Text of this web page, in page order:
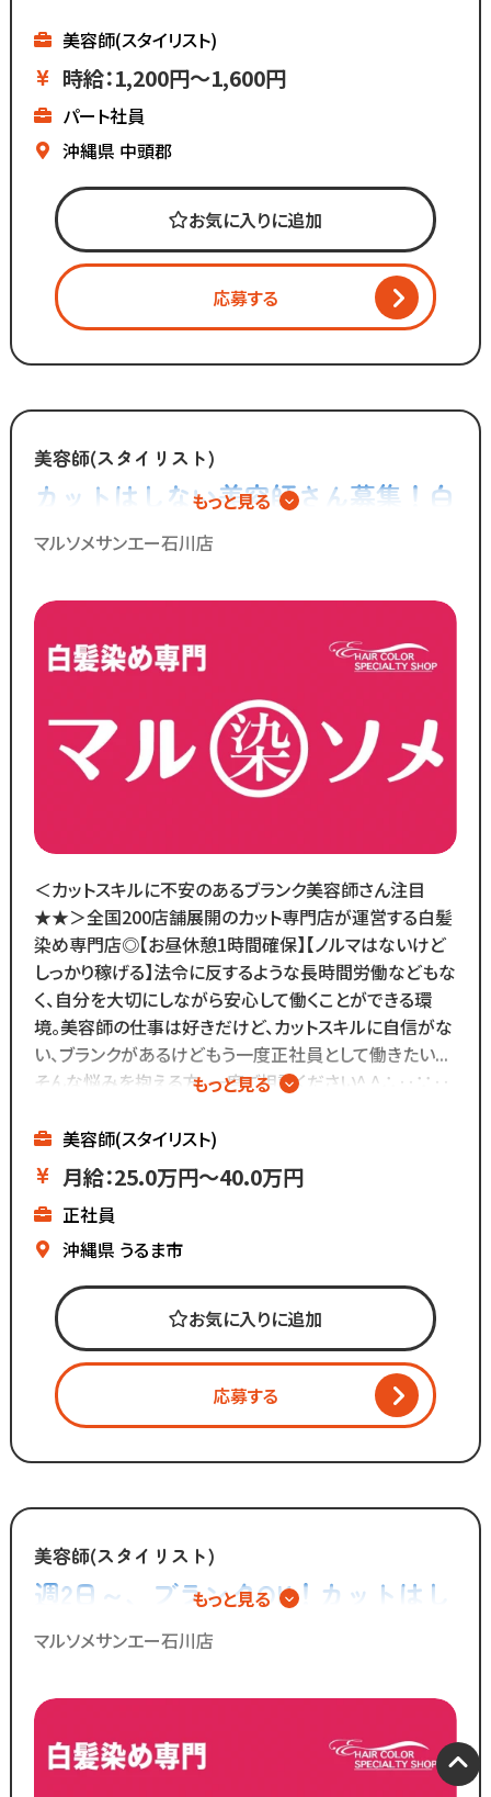
▼週2日～、1日4時間～OK
▼ブランクがあっても安心
▼全国200店舗展開
▼地域に愛される安心経営
∴‥∵‥∴‥∵‥∴‥
・接客
・お会計
・カット
・ブロー
・清掃 など
「子供を預けている時間だけ働きたい」
「家庭も大切にしながら
効率よく働きたい」
そんな想いを抱えるあなたを
／
30代～50代の方に
多く選ばれています！
ブランクがあっても大丈夫！
数多くのスタッフ教育をしてきた
ノウハウによる安心の教育制度あり。
各店舗にベテランスタッフが
在籍しているので
分からないことがあれば
すぐに聞くことができる環境です◎
メニューはカットのみなので
難しい業務内容はありません！
お客様とは最低限しか
会話をしないスタイルなので
お客様との関係作りが苦手...
という方にもピッタリ◎
美容師(スタイリスト)
時給：1,200円～1,600円
パート社員
沖縄県 中頭郡
お気に入りに追加
応募する
美容師(スタイリスト)
カットはしない美容師さん募集！白
髪染め専門店での正社員スタッフ◎
もっと見る
マルソメサンエー石川店
＜カットスキルに不安のあるブランク美容師さん注目
★★＞全国200店舗展開のカット専門店が運営する白髪
染め専門店◎【お昼休憩1時間確保】【ノルマはないけど
しっかり稼げる】法令に反するような長時間労働などもな
く、自分を大切にしながら安心して働くことができる環
境。美容師の仕事は好きだけど、カットスキルに自信がな
い、ブランクがあるけどもう一度正社員として働きたい...
そんな悩みを抱える方、一度ご相談ください^ ^∴‥∵‥
▼白髪染め専門店
▼ノルマはないけど
基本給が高いのでしっかり稼げる
▼残業ほぼなし
▼全国200店舗展開
∴‥∵‥∴‥∵‥∴‥
「美容師の仕事は好きだけど
長時間労働＋低賃金で転職したい...」
「物価ばかり上がって
給与は上がらず生活に余裕がない」
そんな働き方はもう古い。
カットコムズが運営する
白髪染め専門店「マルソメ」。
「今より稼げるけど、
ホワイトな労働環境」
で一緒に働きませんか？
／
もっと見る
美容師(スタイリスト)
月給：25.0万円～40.0万円
正社員
沖縄県 うるま市
お気に入りに追加
応募する
美容師(スタイリスト)
週2日～、ブランクOK！カットはし
ない美容師さん募集！白髪染め専門
もっと見る
マルソメサンエー石川店